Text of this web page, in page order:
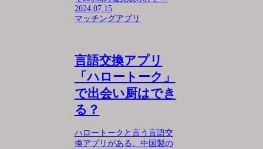
2024.07.15
マッチングアプリ
言語交換アプリ
「ハロートーク」
で出会い厨はでき
る？
ハロートークと言う言語交
換アプリがある。中国製の